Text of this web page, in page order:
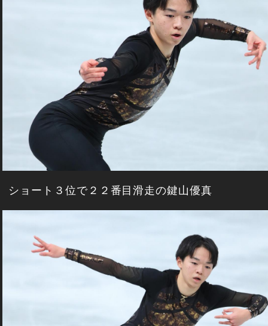
ショート３位で２２番目滑走の鍵山優真